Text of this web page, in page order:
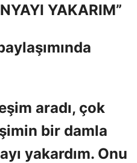
YAKARIM”
aradı, çok
bir damla
yakardım. Onu